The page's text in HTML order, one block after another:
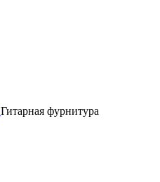
Гитарная фурнитура